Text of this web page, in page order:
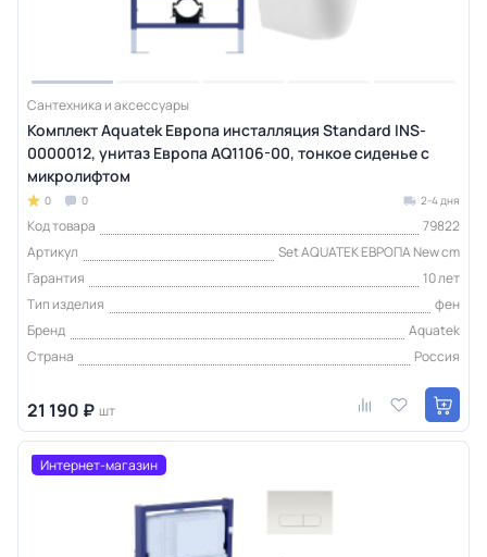
Сантехника и аксессуары
Комплект Aquatek Европа инсталляция Standard INS-
0000012, унитаз Европа AQ1106-00, тонкое сиденье с
микролифтом
0 0 2-4 дня
Код товара
79822
Артикул
Set AQUATEK ЕВРОПА New cm
Гарантия
10 лет
Тип изделия
фен
Бренд
Aquatek
Страна
Россия
21 190 ₽ шт
Интернет-магазин